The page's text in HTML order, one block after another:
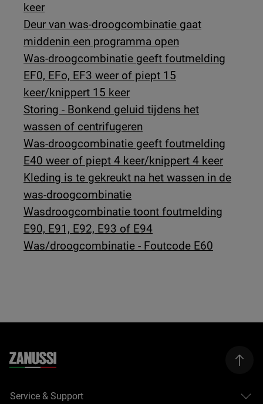
keer
Deur van was-droogcombinatie gaat
middenin een programma open
Was-droogcombinatie geeft foutmelding
EF0, EFo, EF3 weer of piept 15
keer/knippert 15 keer
Storing - Bonkend geluid tijdens het
wassen of centrifugeren
Was-droogcombinatie geeft foutmelding
E40 weer of piept 4 keer/knippert 4 keer
Kleding is te gekreukt na het wassen in de
was-droogcombinatie
Wasdroogcombinatie toont foutmelding
E90, E91, E92, E93 of E94
Was/droogcombinatie - Foutcode E60
Service & Support